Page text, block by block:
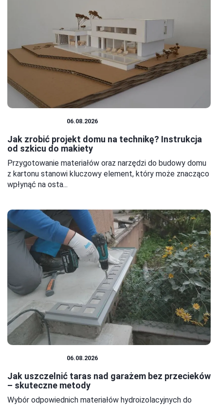
06.08.2026
Jak zrobić projekt domu na technikę? Instrukcja
od szkicu do makiety
Przygotowanie materiałów oraz narzędzi do budowy domu
z kartonu stanowi kluczowy element, który może znacząco
wpłynąć na osta...
06.08.2026
Jak uszczelnić taras nad garażem bez przecieków
– skuteczne metody
Wybór odpowiednich materiałów hydroizolacyjnych do